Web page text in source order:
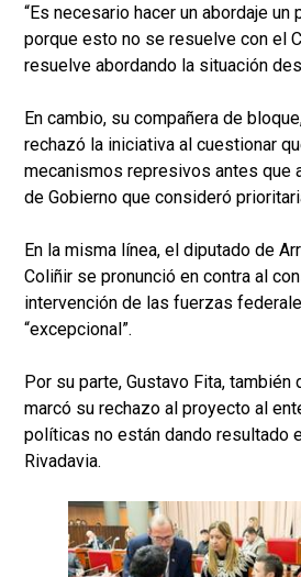
“Es necesario hacer un abordaje un
porque esto no se resuelve con el
resuelve abordando la situación
En cambio, su compañera de
rechazó la iniciativa al cuestionar
mecanismos represivos antes que
de Gobierno que consideró
En la misma línea, el diputado de
Coliñir se pronunció en contra al
intervención de las fuerzas
“excepcional”.
Por su parte, Gustavo Fita, también
marcó su rechazo al proyecto al
políticas no están dando resultado
Rivadavia.